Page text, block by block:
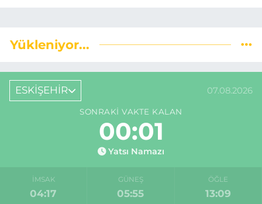
Yükleniyor...
ESKİŞEHİR 07.08.2026
SONRAKI VAKTE KALAN
00:01
Yatsı Namazı
İMSAK
04:17
GÜNEŞ
05:55
ÖĞLE
13:09